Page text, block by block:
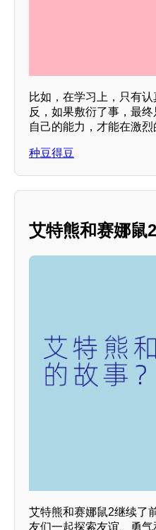
比如，在学习上，只有
反，如果敷衍了事，最
自己的能力，才能在激
种豆得豆
艾特熊和赛娜鼠
艾特熊和赛娜鼠2继续了
友们一起探索友谊、勇